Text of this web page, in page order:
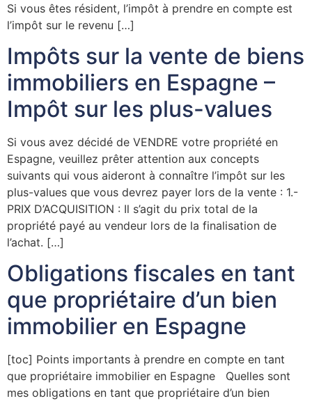
Si vous êtes résident, l’impôt à prendre en compte est
l’impôt sur le revenu […]
Impôts sur la vente de biens
immobiliers en Espagne –
Impôt sur les plus-values
Si vous avez décidé de VENDRE votre propriété en
Espagne, veuillez prêter attention aux concepts
suivants qui vous aideront à connaître l’impôt sur les
plus-values que vous devrez payer lors de la vente : 1.-
PRIX D’ACQUISITION : Il s’agit du prix total de la
propriété payé au vendeur lors de la finalisation de
l’achat. […]
Obligations fiscales en tant
que propriétaire d’un bien
immobilier en Espagne
[toc] Points importants à prendre en compte en tant
que propriétaire immobilier en Espagne Quelles sont
mes obligations en tant que propriétaire d’un bien